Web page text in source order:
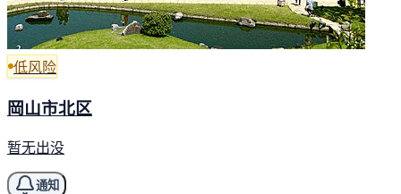
低风险
岡山市北区
暂无出没
通知